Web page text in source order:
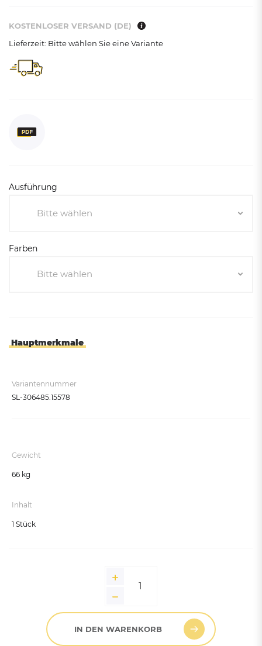
KOSTENLOSER VERSAND (DE)
Lieferzeit: Bitte wählen Sie eine Variante
Bitte wählen
Ohne Deckel
Ausführung
Farben
Bitte wählen
Rost-Corten-Aspekt
Enzianblau RAL 5010
Schokoladenbraun RAL 8017
Hauptmerkmale
Variantennummer
SL-306485.15578
Gewicht
66 kg
Inhalt
1 Stück
IN DEN WARENKORB